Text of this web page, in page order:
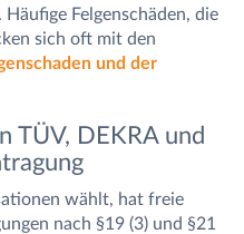
Felgenschäden, die
sich oft mit den
und der
TÜV, DEKRA und
wählt, hat freie
nach §19 (3) und §21